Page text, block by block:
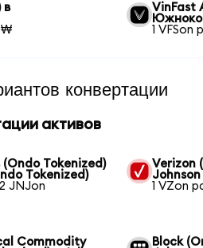
в
₩
VinFast
1 VFSon
конвертации
активов
Tokenized)
Tokenized)
JNJon
Verizon
1 VZon
Commodity
Block